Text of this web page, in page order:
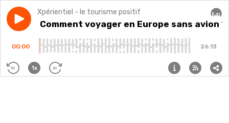
Play episodeS4E27 - Comment voyager en Europe sans avion ?
Xpérientiel - le tourisme positif
S4E27 - Comment voyager en Europe sans avion ?
00:00 26:13
30 1x 30